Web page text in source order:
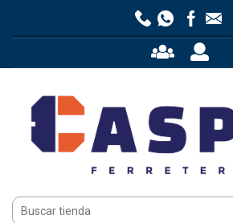
0 artículo (s)